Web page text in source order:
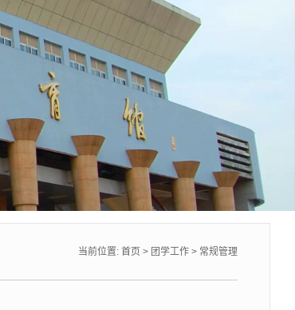
当前位置: 首页 > 团学工作 > 常规管理